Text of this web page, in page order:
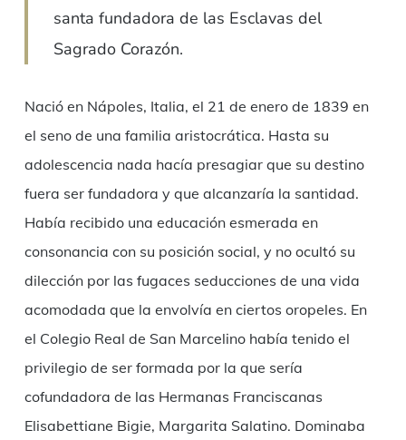
santa fundadora de las Esclavas del
Sagrado Corazón.
Nació en Nápoles, Italia, el 21 de enero de 1839 en
el seno de una familia aristocrática. Hasta su
adolescencia nada hacía presagiar que su destino
fuera ser fundadora y que alcanzaría la santidad.
Había recibido una educación esmerada en
consonancia con su posición social, y no ocultó su
dilección por las fugaces seducciones de una vida
acomodada que la envolvía en ciertos oropeles. En
el Colegio Real de San Marcelino había tenido el
privilegio de ser formada por la que sería
cofundadora de las Hermanas Franciscanas
Elisabettiane Bigie, Margarita Salatino. Dominaba